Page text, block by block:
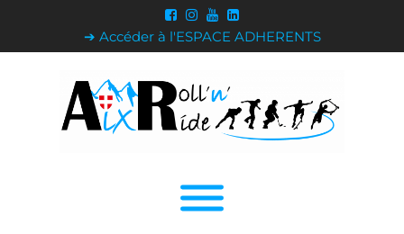
➔ Accéder à l'ESPACE ADHERENTS